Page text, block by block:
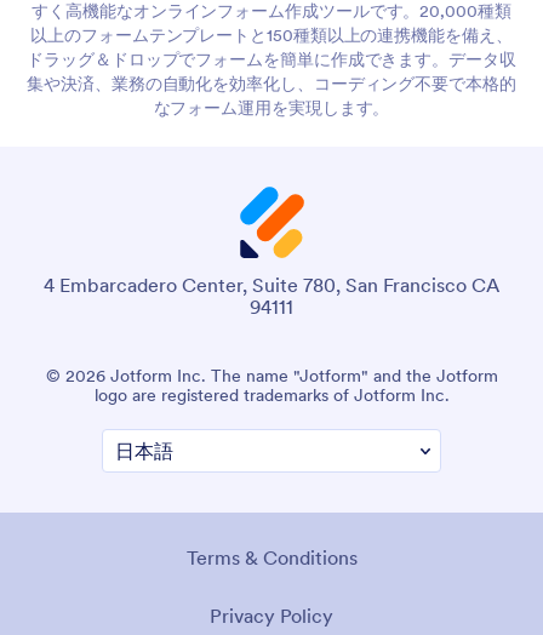
すく高機能なオンラインフォーム作成ツールです。20,000種類
以上のフォームテンプレートと150種類以上の連携機能を備え、
ドラッグ＆ドロップでフォームを簡単に作成できます。データ収
集や決済、業務の自動化を効率化し、コーディング不要で本格的
なフォーム運用を実現します。
4 Embarcadero Center, Suite 780, San Francisco CA
94111
© 2026 Jotform Inc. The name "Jotform" and the Jotform
logo are registered trademarks of Jotform Inc.
Terms & Conditions
Privacy Policy